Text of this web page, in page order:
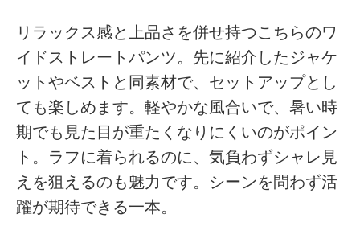
リラックス感と上品さを併せ持つこちらのワ
イドストレートパンツ。先に紹介したジャケ
ットやベストと同素材で、セットアップとし
ても楽しめます。軽やかな風合いで、暑い時
期でも見た目が重たくなりにくいのがポイン
ト。ラフに着られるのに、気負わずシャレ見
えを狙えるのも魅力です。シーンを問わず活
躍が期待できる一本。